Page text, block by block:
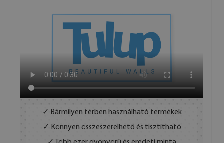
✓ Bármilyen térben használható termékek
✓ Könnyen összeszerelhető és tisztítható